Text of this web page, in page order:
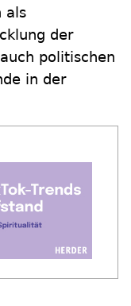
als
der
politischen
in der